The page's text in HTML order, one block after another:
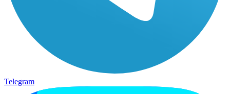
Telegram